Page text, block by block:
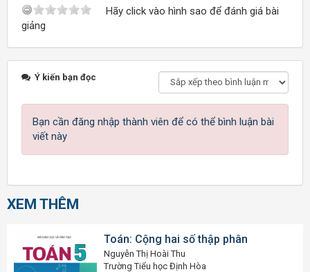
Hãy click vào hình sao để đánh giá bài
giảng
Ý kiến bạn đọc
Bạn cần đăng nhập thành viên để có thể bình luận bài
viết này
XEM THÊM
Toán: Cộng hai số thập phân
Nguyễn Thị Hoài Thu
Trường Tiểu học Định Hòa